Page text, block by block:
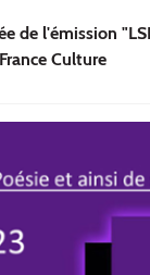
de l'émission
Culture